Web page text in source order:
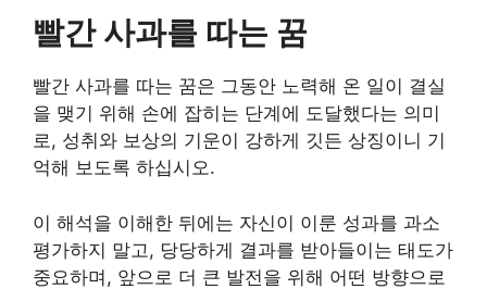
빨간 사과를 따는 꿈
빨간 사과를 따는 꿈은 그동안 노력해 온 일이 결실
을 맺기 위해 손에 잡히는 단계에 도달했다는 의미
로, 성취와 보상의 기운이 강하게 깃든 상징이니 기
억해 보도록 하십시오.
이 해석을 이해한 뒤에는 자신이 이룬 성과를 과소
평가하지 말고, 당당하게 결과를 받아들이는 태도가
중요하며, 앞으로 더 큰 발전을 위해 어떤 방향으로